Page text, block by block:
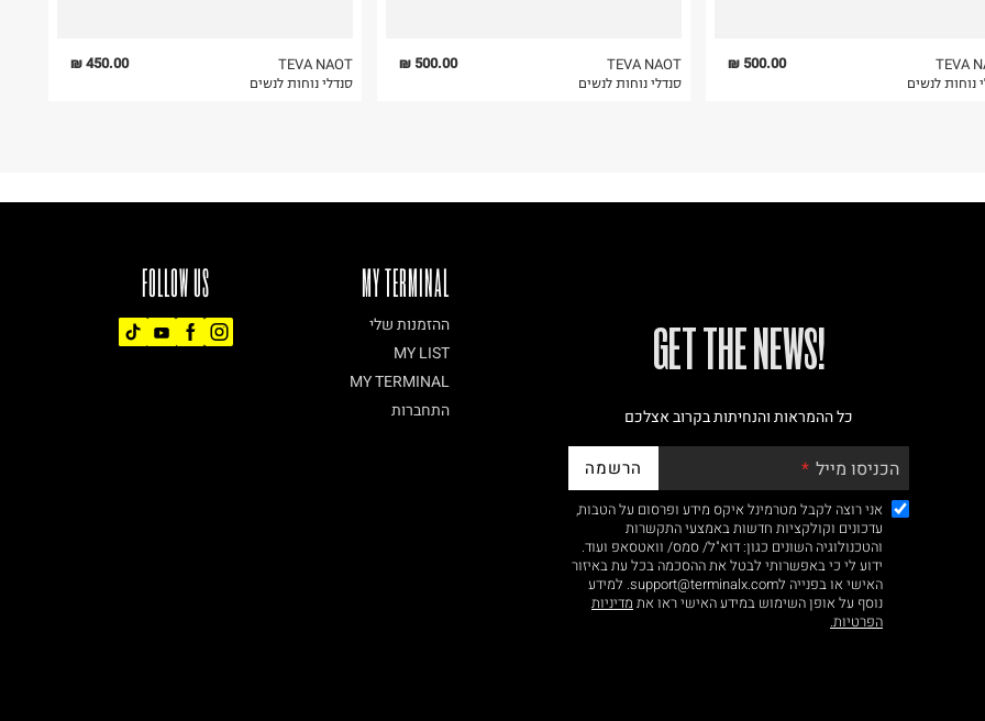
450.00 ₪
TEVA NAOT
סנדלי נוחות לנשים
500.00 ₪
TEVA NAOT
סנדלי נוחות לנשים
500.00 ₪
TEVA
נוחות לנשים
FOLLOW US MY TERMINAL
ההזמנות שלי
MY LIST
MY TERMINAL
התחברות
!GET THE NEWS
כל ההמראות והנחיתות בקרוב אצלכם
הכניסו מייל הרשמה
אני רוצה לקבל מטרמינל איקס מידע ופרסום על הטבות,
עדכונים וקולקציות חדשות באמצעי התקשרות
והטכנולוגיה השונים כגון: דוא"ל/ סמס/ וואטסאפ ועוד.
ידוע לי כי באפשרותי לבטל את ההסכמה בכל עת באיזור
האישי או בפנייה לsupport@terminalx.com. למידע
נוסף על אופן השימוש במידע האישי ראו את מדיניות
הפרטיות.